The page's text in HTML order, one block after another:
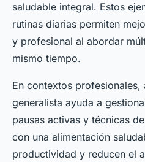
saludable integral. Estos
rutinas diarias permiten
y profesional al abordar
mismo tiempo.
En contextos
generalista ayuda a
pausas activas y técnicas
con una alimentación
productividad y reducen el